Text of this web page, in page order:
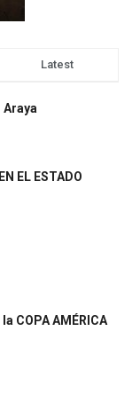
Latest
EL ESTADO
COPA AMÉRICA